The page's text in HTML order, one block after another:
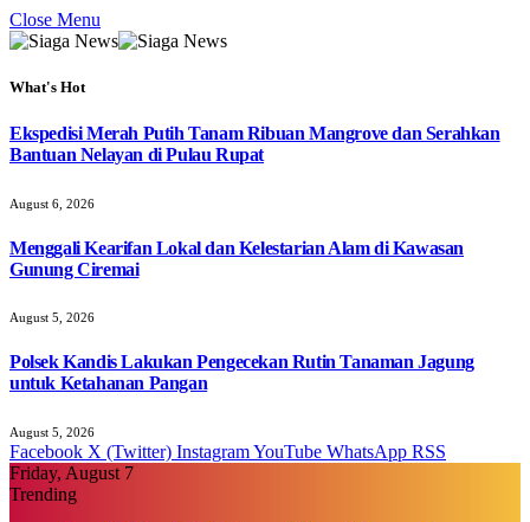
Close Menu
What's Hot
Ekspedisi Merah Putih Tanam Ribuan Mangrove dan Serahkan
Bantuan Nelayan di Pulau Rupat
August 6, 2026
Menggali Kearifan Lokal dan Kelestarian Alam di Kawasan
Gunung Ciremai
August 5, 2026
Polsek Kandis Lakukan Pengecekan Rutin Tanaman Jagung
untuk Ketahanan Pangan
August 5, 2026
Facebook X (Twitter) InstagramYouTube WhatsApp RSS
Friday, August 7
Trending